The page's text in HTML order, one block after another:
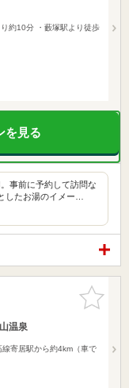
約10分 ・藪塚駅より徒歩
を見る
事前に予約して訪問な
したお湯のイメー…
お気に入
りに追加
温泉
寄居駅から約4km（車で